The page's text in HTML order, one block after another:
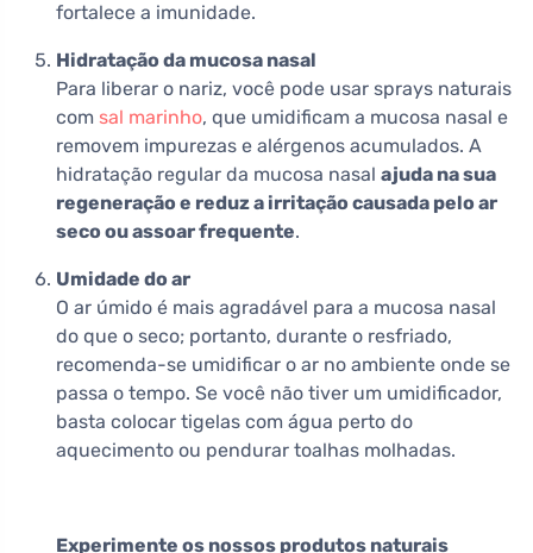
fortalece a imunidade.
Hidratação da mucosa nasal
Para liberar o nariz, você pode usar sprays naturais
com sal marinho, que umidificam a mucosa nasal e
removem impurezas e alérgenos acumulados. A
hidratação regular da mucosa nasal ajuda na sua
regeneração e reduz a irritação causada pelo ar
seco ou assoar frequente.
Umidade do ar
O ar úmido é mais agradável para a mucosa nasal
do que o seco; portanto, durante o resfriado,
recomenda-se umidificar o ar no ambiente onde se
passa o tempo. Se você não tiver um umidificador,
basta colocar tigelas com água perto do
aquecimento ou pendurar toalhas molhadas.
Experimente os nossos produtos naturais